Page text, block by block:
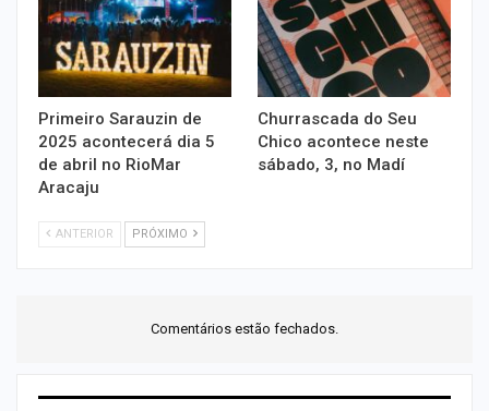
Primeiro Sarauzin de
2025 acontecerá dia 5
de abril no RioMar
Aracaju
Churrascada do Seu
Chico acontece neste
sábado, 3, no Madí
ANTERIOR PRÓXIMO
Comentários estão fechados.